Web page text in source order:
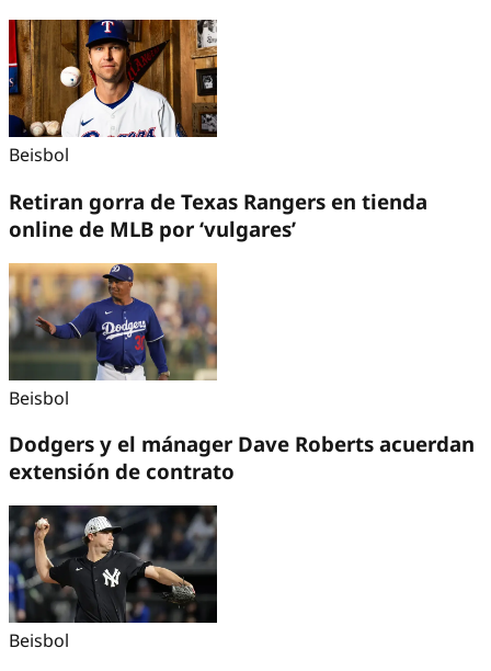
Beisbol
Retiran gorra de Texas Rangers en tienda
online de MLB por ‘vulgares’
Beisbol
Dodgers y el mánager Dave Roberts acuerdan
extensión de contrato
Beisbol